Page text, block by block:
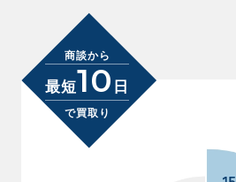
商談から
最短10 日
で買取り